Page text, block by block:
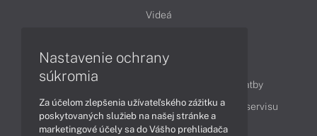
Videá
Obsah
Ako nakupovať
Možnosti doručenia a platby
Podpora a servis
Servisné služby Cenník servisu
Nastavenie ochrany
súkromia
Za účelom zlepšenia užívateľského zážitku a
poskytovaných služieb na našej stránke a
marketingové účely sa do Vášho prehliadača